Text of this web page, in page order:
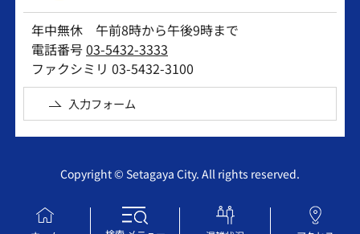
年中無休 午前8時から午後9時まで
電話番号03-5432-3333
ファクシミリ 03-5432-3100
入力フォーム
Copyright © Setagaya City. All rights reserved.